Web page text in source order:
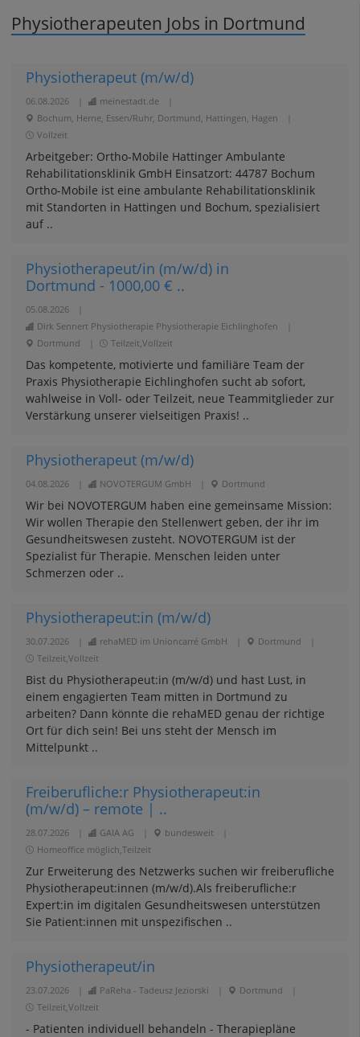
Physiotherapeuten Jobs in Dortmund
Physiotherapeut (m/w/d)
06.08.2026 meinestadt.de
Bochum, Herne, Essen/Ruhr, Dortmund, Hattingen, Hagen
Vollzeit
Arbeitgeber: Ortho-Mobile Hattinger Ambulante
Rehabilitationsklinik GmbH Einsatzort: 44787 Bochum
Ortho-Mobile ist eine ambulante Rehabilitationsklinik
mit Standorten in Hattingen und Bochum, spezialisiert
auf ..
Physiotherapeut/in (m/w/d) in
Dortmund - 1000,00 € ..
05.08.2026
Dirk Sennert Physiotherapie Physiotherapie Eichlinghofen
Dortmund
Teilzeit,Vollzeit
Das kompetente, motivierte und familiäre Team der
Praxis Physiotherapie Eichlinghofen sucht ab sofort,
wahlweise in Voll- oder Teilzeit, neue Teammitglieder zur
Verstärkung unserer vielseitigen Praxis! ..
Physiotherapeut (m/w/d)
04.08.2026 NOVOTERGUM GmbH Dortmund
Wir bei NOVOTERGUM haben eine gemeinsame Mission:
Wir wollen Therapie den Stellenwert geben, der ihr im
Gesundheitswesen zusteht. NOVOTERGUM ist der
Spezialist für Therapie. Menschen leiden unter
Schmerzen oder ..
Physiotherapeut:in (m/w/d)
30.07.2026 rehaMED im Unioncarré GmbH Dortmund
Teilzeit,Vollzeit
Bist du Physiotherapeut:in (m/w/d) und hast Lust, in
einem engagierten Team mitten in Dortmund zu
arbeiten? Dann könnte die rehaMED genau der richtige
Ort für dich sein! Bei uns steht der Mensch im
Mittelpunkt ..
Freiberufliche:r Physiotherapeut:in
(m/w/d) – remote | ..
28.07.2026 GAIA AG bundesweit
Homeoffice möglich,Teilzeit
Zur Erweiterung des Netzwerks suchen wir freiberufliche
Physiotherapeut:innen (m/w/d).Als freiberufliche:r
Expert:in im digitalen Gesundheitswesen unterstützen
Sie Patient:innen mit unspezifischen ..
Physiotherapeut/in
23.07.2026 PaReha - Tadeusz Jeziorski Dortmund
Teilzeit,Vollzeit
- Patienten individuell behandeln - Therapiepläne